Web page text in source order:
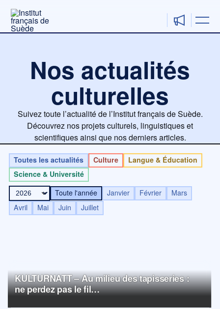
contenu
Nos actualités
culturelles
Suivez toute l’actualité de l’Institut français de Suède.
Découvrez nos projets culturels, linguistiques et
scientifiques ainsi que nos derniers articles.
Toutes les actualités Culture
Langue & Éducation
Science & Université
Toute l'année
Janvier Février
Mars
Avril
Mai Juin Juillet
KULTURNATT – Au milieu des tapisseries :
ne perdez pas le fil…